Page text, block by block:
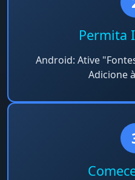
Permita
Android: Ative
Adicione